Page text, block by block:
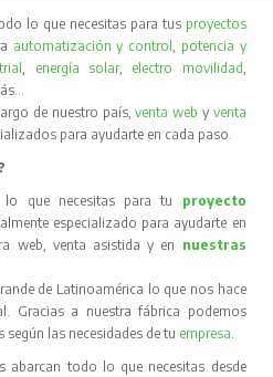
lo que necesitas para tus proyectos
automatización y control, potencia y
, energía solar, electro movilidad,
de nuestro país,venta web y venta
para ayudarte en cada paso.
?
lo que necesitas para tu proyecto
especializado para ayudarte en
web, venta asistida y en nuestras
de Latinoamérica lo que nos hace
Gracias a nuestra fábrica podemos
las necesidades de tu empresa.
abarcan todo lo que necesitas desde